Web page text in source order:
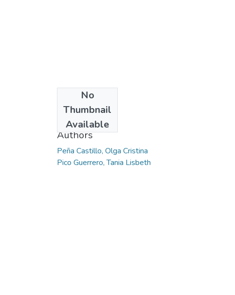
No
Thumbnail
Available
2015
Authors
Peña Castillo, Olga Cristina
Pico Guerrero, Tania Lisbeth